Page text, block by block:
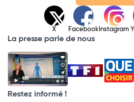
X Facebook Instagram
La presse parle de nous
Restez informé !